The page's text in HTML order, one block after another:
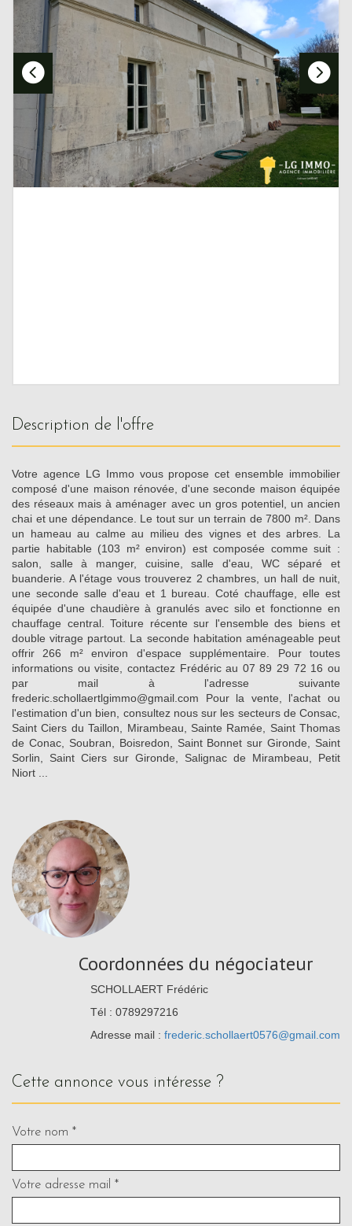
description de l'offre
Votre agence LG Immo vous propose cet ensemble immobilier
composé d'une maison rénovée, d'une seconde maison équipée
des réseaux mais à aménager avec un gros potentiel, un ancien
chai et une dépendance. Le tout sur un terrain de 7800 m². Dans
un hameau au calme au milieu des vignes et des arbres. La
partie habitable (103 m² environ) est composée comme suit :
salon, salle à manger, cuisine, salle d'eau, WC séparé et
buanderie. A l'étage vous trouverez 2 chambres, un hall de nuit,
une seconde salle d'eau et 1 bureau. Coté chauffage, elle est
équipée d'une chaudière à granulés avec silo et fonctionne en
chauffage central. Toiture récente sur l'ensemble des biens et
double vitrage partout. La seconde habitation aménageable peut
offrir 266 m² environ d'espace supplémentaire. Pour toutes
informations ou visite, contactez Frédéric au 07 89 29 72 16 ou
par mail à l'adresse suivante
frederic.schollaertlgimmo@gmail.com Pour la vente, l'achat ou
l'estimation d'un bien, consultez nous sur les secteurs de Consac,
Saint Ciers du Taillon, Mirambeau, Sainte Ramée, Saint Thomas
de Conac, Soubran, Boisredon, Saint Bonnet sur Gironde, Saint
Sorlin, Saint Ciers sur Gironde, Salignac de Mirambeau, Petit
Niort ...
Coordonnées du négociateur
SCHOLLAERT Frédéric
Tél : 0789297216
Adresse mail : frederic.schollaert0576@gmail.com
cette annonce vous intéresse ?
Votre nom *
Votre adresse mail *